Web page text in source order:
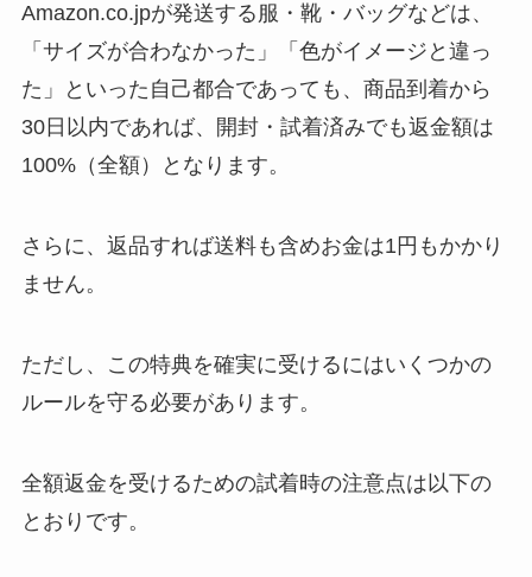
Amazon.co.jpが発送する服・靴・バッグなどは、
「サイズが合わなかった」「色がイメージと違っ
た」といった自己都合であっても、商品到着から
30日以内であれば、開封・試着済みでも返金額は
100%（全額）となります。
さらに、返品すれば送料も含めお金は1円もかかり
ません。
ただし、この特典を確実に受けるにはいくつかの
ルールを守る必要があります。
全額返金を受けるための試着時の注意点は以下の
とおりです。